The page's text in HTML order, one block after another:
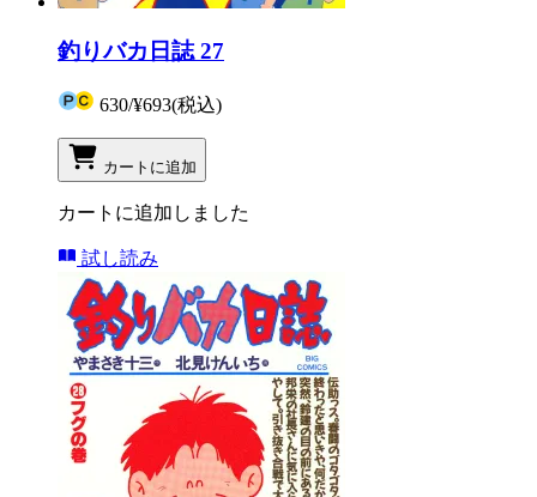
釣りバカ日誌 27
630/¥693(税込)
カートに追加
カートに追加しました
試し読み